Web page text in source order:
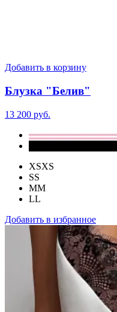
Добавить в корзину
Блузка "Белив"
13 200 руб.
XSXS
SS
MM
LL
Добавить в избранное